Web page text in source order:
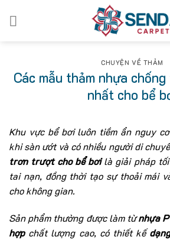
CHUYỆN VỀ THẢM
Các mẫu thảm nhựa
nhất cho bể
Khu vực bể bơi luôn tiềm ẩn nguy
khi sàn ướt và có nhiều người di
trơn trượt cho bể bơilà giải pháp tối
tai nạn, đồng thời tạo sự thoải mái
cho không gian.
Sản phẩm thường được làm từnhựa
hợpchất lượng cao, có thiết kế